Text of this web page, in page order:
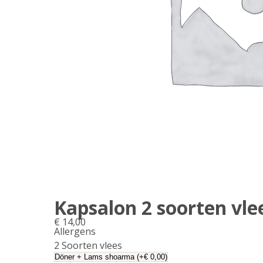
Kapsalon 2 soorten
€ 14,00
Allergens
Product
allergen
2 Soorten vlees